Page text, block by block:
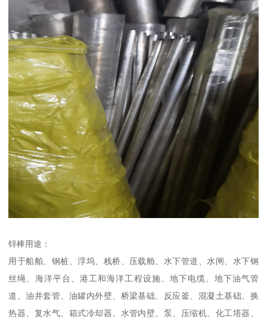
锌棒用途：
用于船舶、钢桩、浮坞、栈桥、压载舱、水下管道、水闸、水下钢
丝绳、海洋平台、港工和海洋工程设施、地下电缆、地下油气管
道、油井套管、油罐内外壁、桥梁基础、反应釜、混凝土基础、换
热器、复水气、箱式冷却器、水管内壁、泵、压缩机、化工塔器、